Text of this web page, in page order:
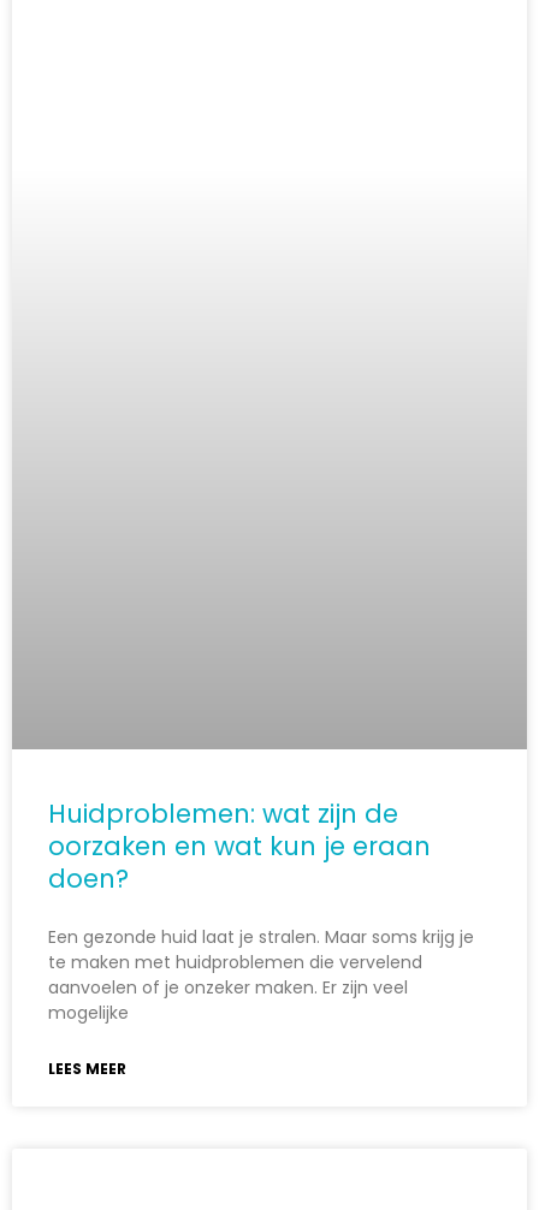
Huidproblemen: wat zijn de
oorzaken en wat kun je eraan
doen?
Een gezonde huid laat je stralen. Maar soms krijg je
te maken met huidproblemen die vervelend
aanvoelen of je onzeker maken. Er zijn veel
mogelijke
LEES MEER